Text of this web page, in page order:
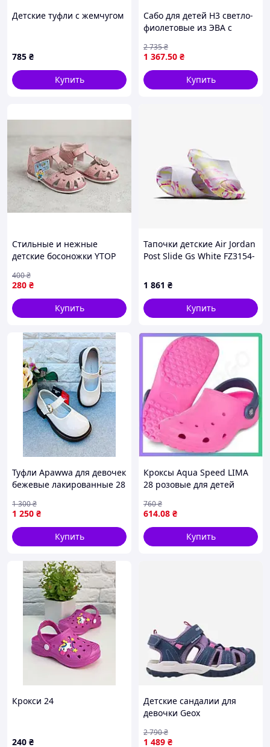
Детские туфли с жемчугом
785 ₴
Купить
Сабо для детей H3 светло-
фиолетовые из ЭВА с
6 пар в упаковке
1 367.50 ₴
2 735₴
Купить
Стильные и нежные
детские босоножки YTOP
280 ₴
400₴
Купить
Тапочки детские Air Jordan
Post Slide Gs White FZ3154-
1 861 ₴
Купить
Туфли Apawwa для девочек
бежевые лакированные 28
1 250 ₴
1 300₴
Купить
Кроксы Aqua Speed LIMA
28 розовые для детей
вентиляцией для
плавания SKU_555-03
614.08 ₴
760₴
Купить
Крокси 24
240 ₴
Детские сандалии для
девочки Geox
Темно-синие
1 489 ₴
2 790₴